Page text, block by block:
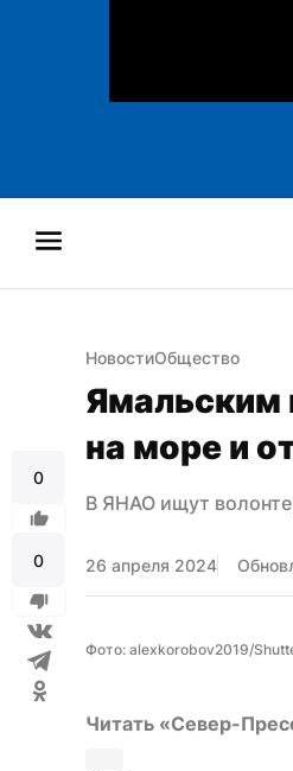
0
0
НовостиОбщество
Ямальским
на море и
В ЯНАО ищут
26 апреля 2024
Фото: alexkorobov2019/
Читать «Север-